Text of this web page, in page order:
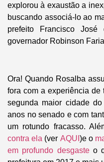
explorou à exaustão a
buscando associá-lo ao
prefeito Francisco
governador Robinson
Ora! Quando Rosalba
fora com a experiência de
segunda maior cidade
anos no senado e com
um rotundo fracasso.
contra ela (ver AQUI )e o
em profundo desgasteo